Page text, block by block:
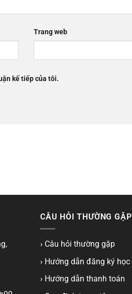
Trang web
kế tiếp của tôi.
CÂU HỎI THƯỜNG GẶP
› Câu hỏi thường gặp
› Hướng dẫn đăng ký học
› Hướng dẫn thanh toán